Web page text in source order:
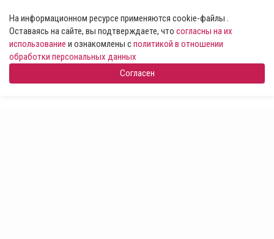
На информационном ресурсе применяются cookie-файлы .
Оставаясь на сайте, вы подтверждаете, что согласны на их
использование и ознакомлены сполитикой в отношении
обработки персональных данных
Согласен